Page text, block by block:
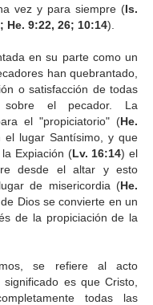
vez y para siempre (Is.
He. 9:22, 26; 10:14).
en su parte como un
han quebrantado,
o satisfacción de todas
el pecador. La
el "propiciatorio" (He.
lugar Santísimo, y que
Expiación (Lv. 16:14) el
desde el altar y esto
de misericordia (He.
Dios se convierte en un
de la propiciación de la
se refiere al acto
es que Cristo,
todas las